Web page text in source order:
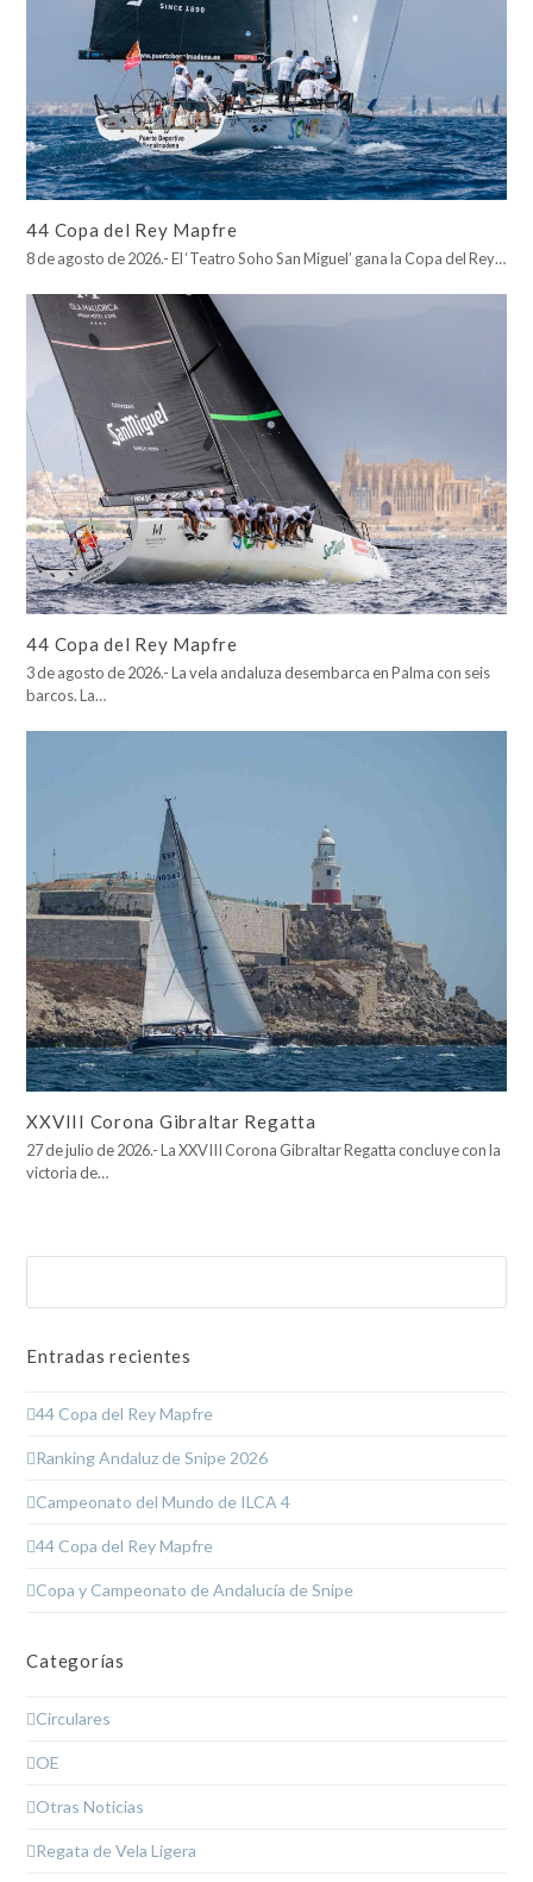
44 Copa del Rey Mapfre
8 de agosto de 2026.- El ‘Teatro Soho San Miguel’ gana la Copa del Rey…
44 Copa del Rey Mapfre
3 de agosto de 2026.- La vela andaluza desembarca en Palma con seis
barcos. La…
XXVIII Corona Gibraltar Regatta
27 de julio de 2026.- La XXVIII Corona Gibraltar Regatta concluye con la
victoria de…
Entradas recientes
44 Copa del Rey Mapfre
Ranking Andaluz de Snipe 2026
Campeonato del Mundo de ILCA 4
44 Copa del Rey Mapfre
Copa y Campeonato de Andalucía de Snipe
Categorías
Circulares
OE
Otras Noticias
Regata de Vela Ligera